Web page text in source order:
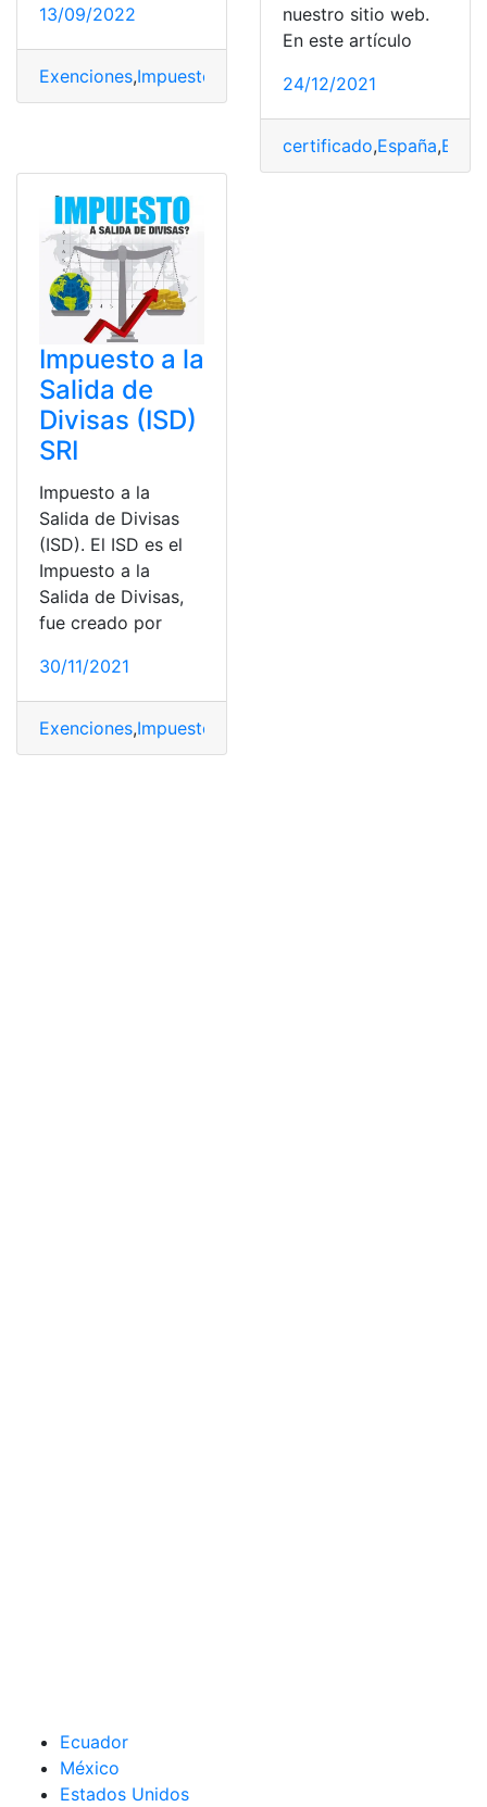
13/09/2022
Exenciones,Impuesto Salida de Divisas,SRI
nuestro sitio web.
En este artículo
24/12/2021
certificado,España,
Impuesto a la
Salida de
Divisas (ISD)
SRI
Impuesto a la
Salida de Divisas
(ISD). El ISD es el
Impuesto a la
Salida de Divisas,
fue creado por
30/11/2021
Exenciones,Impuesto
Ecuador
México
Estados Unidos